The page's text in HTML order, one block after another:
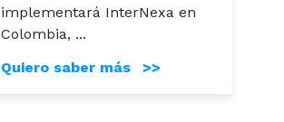
implementará InterNexa en
Colombia, ...
Quiero saber más >>